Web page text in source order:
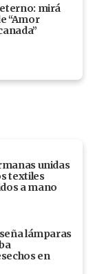
mirá
“Amor
unidas
textiles
a mano
lámparas
en